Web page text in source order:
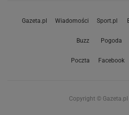
Gazeta.pl Wiadomości Sport.pl
Buzz Pogoda
Poczta Facebook
Copyright © Gazeta.pl